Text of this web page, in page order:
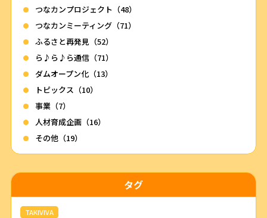
つなカンプロジェクト（48）
つなカンミーティング（71）
ふるさと再発見（52）
ら♪ら♪ら通信（71）
ダムオープン化（13）
トピックス（10）
事業（7）
人材育成企画（16）
その他（19）
タグ
TAKIVIVA